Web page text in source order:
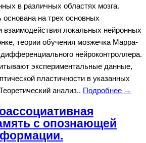
в различных областях мозга.
на трех основных
взаимодействия локальных нейронных
теории обучения мозжечка Марра-
нейроконтроллера.
экспериментальные данные,
пластичности в указанных
анализ.. Подробнее →
с опознающей